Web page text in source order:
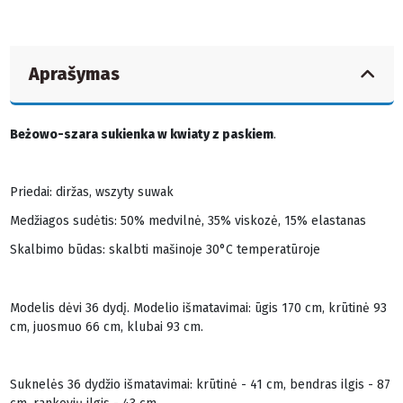
Aprašymas
Beżowo-szara sukienka w kwiaty z paskiem.
Priedai: diržas, wszyty suwak
Medžiagos sudėtis: 50% medvilnė, 35% viskozė, 15% elastanas
Skalbimo būdas: skalbti mašinoje 30°C temperatūroje
Modelis dėvi 36 dydį. Modelio išmatavimai: ūgis 170 cm, krūtinė 93
cm, juosmuo 66 cm, klubai 93 cm.
Suknelės 36 dydžio išmatavimai: krūtinė - 41 cm, bendras ilgis - 87